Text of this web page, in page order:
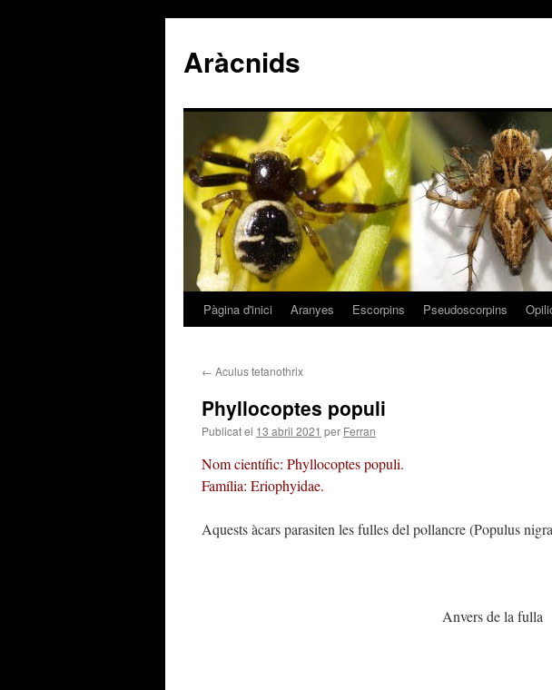
Aràcnids
Vés
contingut
Pàgina d'inici Aranyes Escorpins Pseudoscorpins
← Aculus tetanothrix
Phyllocoptes populi
Publicat el 13 abril 2021 per Ferran
Nom científic: Phyllocoptes populi.
Família: Eriophyidae.
Aquests àcars parasiten les fulles del pollancre (Populus
Anvers de la fulla